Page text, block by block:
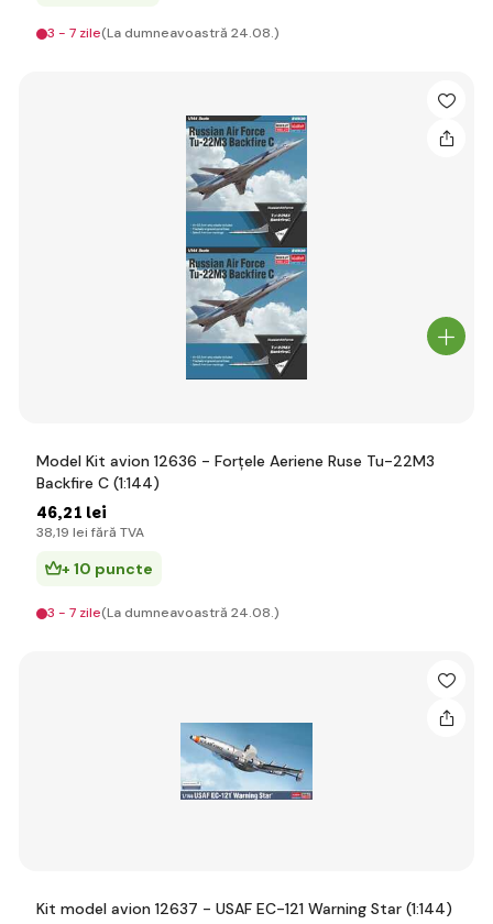
3 - 7 zile(La dumneavoastră 24.08.)
Model Kit avion 12636 - Forțele Aeriene Ruse Tu-22M3
Backfire C (1:144)
46,21 lei
38,19 lei fără TVA
+ 10 puncte
3 - 7 zile(La dumneavoastră 24.08.)
Kit model avion 12637 - USAF EC-121 Warning Star (1:144)